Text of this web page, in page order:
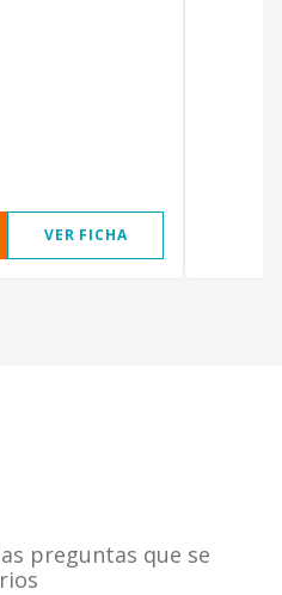
VER FICHA
preguntas que se